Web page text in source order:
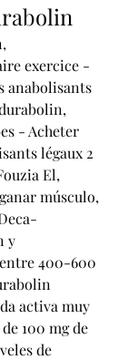
exercice -
anabolisants
- Acheter
légaux 2
El,
músculo,
y
400-600
activa muy
100 mg de
de